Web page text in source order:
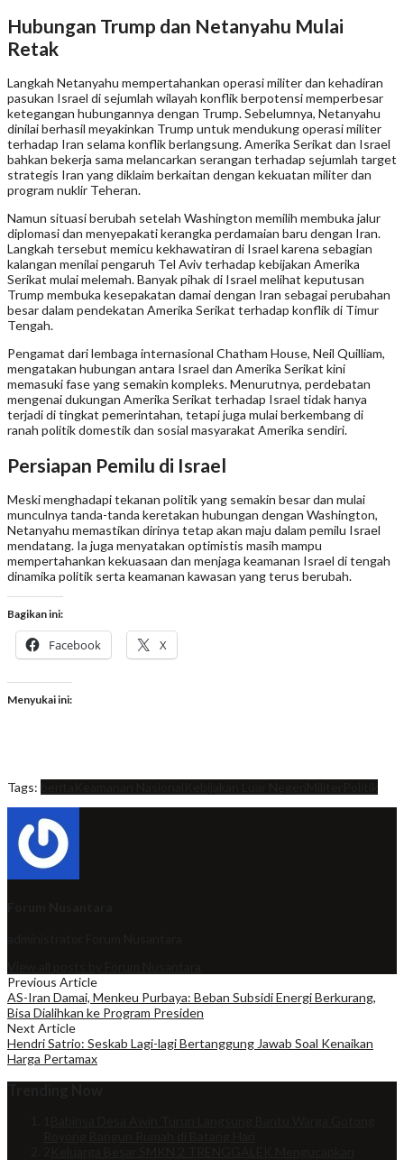
Hubungan Trump dan Netanyahu Mulai
Retak
Langkah Netanyahu mempertahankan operasi militer dan kehadiran
pasukan Israel di sejumlah wilayah konflik berpotensi memperbesar
ketegangan hubungannya dengan Trump. Sebelumnya, Netanyahu
dinilai berhasil meyakinkan Trump untuk mendukung operasi militer
terhadap Iran selama konflik berlangsung. Amerika Serikat dan Israel
bahkan bekerja sama melancarkan serangan terhadap sejumlah target
strategis Iran yang diklaim berkaitan dengan kekuatan militer dan
program nuklir Teheran.
Namun situasi berubah setelah Washington memilih membuka jalur
diplomasi dan menyepakati kerangka perdamaian baru dengan Iran.
Langkah tersebut memicu kekhawatiran di Israel karena sebagian
kalangan menilai pengaruh Tel Aviv terhadap kebijakan Amerika
Serikat mulai melemah. Banyak pihak di Israel melihat keputusan
Trump membuka kesepakatan damai dengan Iran sebagai perubahan
besar dalam pendekatan Amerika Serikat terhadap konflik di Timur
Tengah.
Pengamat dari lembaga internasional Chatham House, Neil Quilliam,
mengatakan hubungan antara Israel dan Amerika Serikat kini
memasuki fase yang semakin kompleks. Menurutnya, perdebatan
mengenai dukungan Amerika Serikat terhadap Israel tidak hanya
terjadi di tingkat pemerintahan, tetapi juga mulai berkembang di
ranah politik domestik dan sosial masyarakat Amerika sendiri.
Persiapan Pemilu di Israel
Meski menghadapi tekanan politik yang semakin besar dan mulai
munculnya tanda-tanda keretakan hubungan dengan Washington,
Netanyahu memastikan dirinya tetap akan maju dalam pemilu Israel
mendatang. Ia juga menyatakan optimistis masih mampu
mempertahankan kekuasaan dan menjaga keamanan Israel di tengah
dinamika politik serta keamanan kawasan yang terus berubah.
Bagikan ini:
Facebook X
Menyukai ini:
Tags:
Previous Article
AS-Iran Damai, Menkeu Purbaya: Beban Subsidi Energi Berkurang,
Bisa Dialihkan ke Program Presiden
Next Article
Hendri Satrio: Seskab Lagi-lagi Bertanggung Jawab Soal Kenaikan
Harga Pertamax